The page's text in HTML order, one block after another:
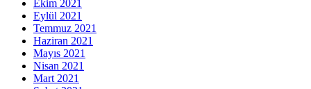
Ekim 2021
Eylül 2021
Temmuz 2021
Haziran 2021
Mayıs 2021
Nisan 2021
Mart 2021